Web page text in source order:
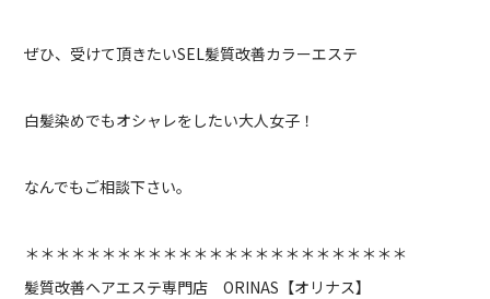
ぜひ、受けて頂きたいSEL髪質改善カラーエステ
白髪染めでもオシャレをしたい大人女子！
なんでもご相談下さい。
＊＊＊＊＊＊＊＊＊＊＊＊＊＊＊＊＊＊＊＊＊＊＊＊＊
髪質改善ヘアエステ専門店 ORINAS【オリナス】